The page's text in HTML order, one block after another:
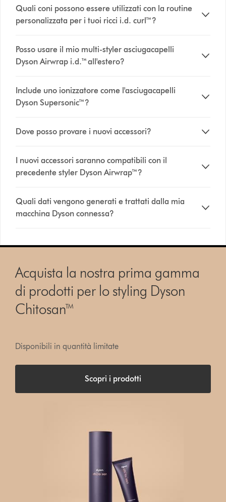
Quali coni possono essere utilizzati con la routine
personalizzata per i tuoi ricci i.d. curl™?
Posso usare il mio multi-styler asciugacapelli
Dyson Airwrap i.d.™ all'estero?
Include uno ionizzatore come l'asciugacapelli
Dyson Supersonic™?
Dove posso provare i nuovi accessori?
I nuovi accessori saranno compatibili con il
precedente styler Dyson Airwrap™?
Quali dati vengono generati e trattati dalla mia
macchina Dyson connessa?
Acquista la nostra prima gamma
di prodotti per lo styling Dyson
Chitosan™
Disponibili in quantità limitate
Scopri i prodotti